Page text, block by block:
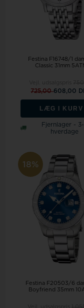
Festina F16748/1
Classic 31mm
725,00608,00
LÆG I KURV
Fjernlager -
hverdage
18%
Festina F20503/6
Boyfriend 35mm